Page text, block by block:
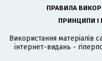
ПРАВИЛА
ПРИНЦИПИ І
Використання матеріалів
інтернет-видань -